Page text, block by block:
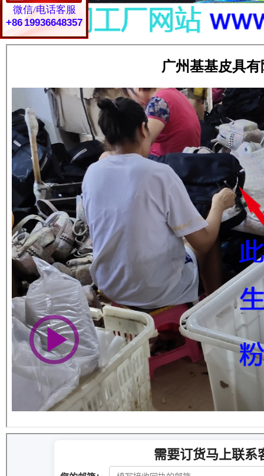
微信/电话客服
+86 19936648357